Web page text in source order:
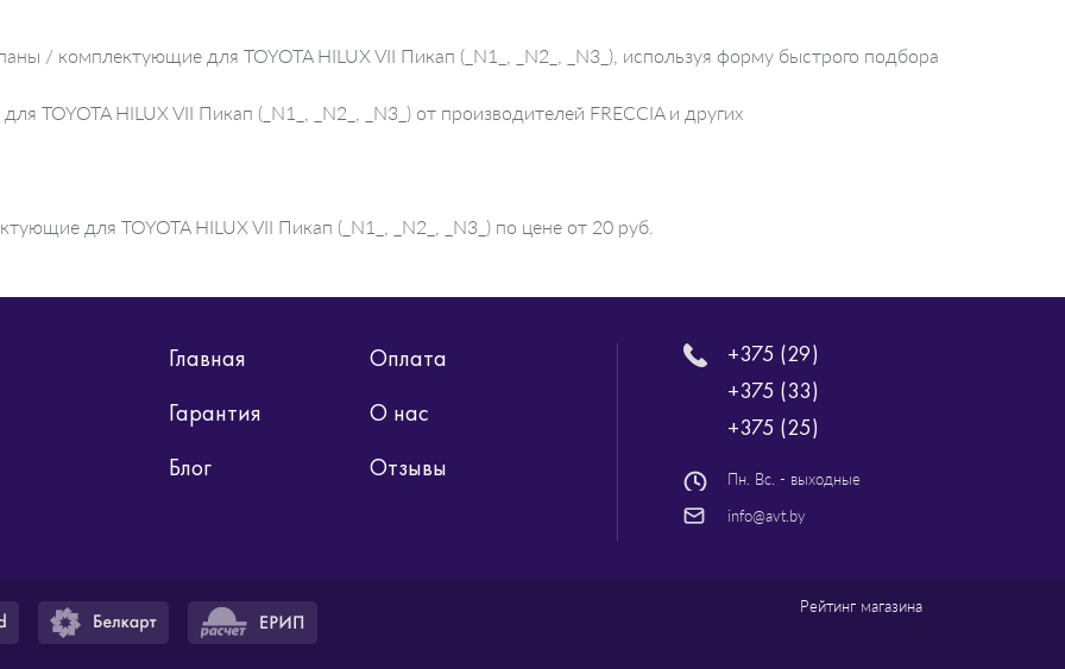
/ комплектующие для TOYOTA HILUX VII Пикап (_N1_, _N2_, _N3_), используя форму быстрого подбора
TOYOTA HILUX VII Пикап (_N1_, _N2_, _N3_) от производителей FRECCIA и других
для TOYOTA HILUX VII Пикап (_N1_, _N2_, _N3_) по цене от 20 руб.
Главная
Оплата
Гарантия
О нас
Блог
Отзывы
+375 (29)
+375 (33)
+375 (25)
Пн. Вс. - выходные
info@avt.by
Рейтинг магазина